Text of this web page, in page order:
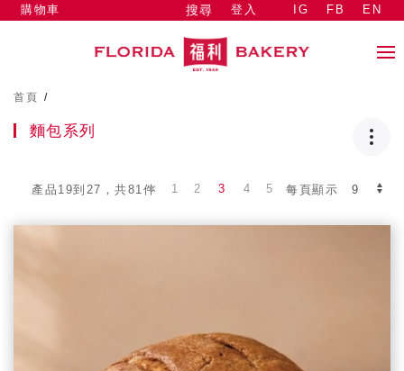
搜尋 登入
購物車 IG FB EN
首頁 /
麵包系列
產品19到27，共81件 每頁顯示
1 2 3 4 5